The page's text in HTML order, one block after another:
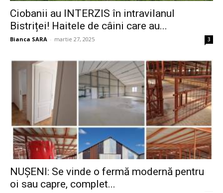
Ciobanii au INTERZIS în intravilanul
Bistriței! Haitele de câini care au...
Bianca SARA - martie 27, 2025 3
NUȘENI: Se vinde o fermă modernă pentru
oi sau capre, complet...